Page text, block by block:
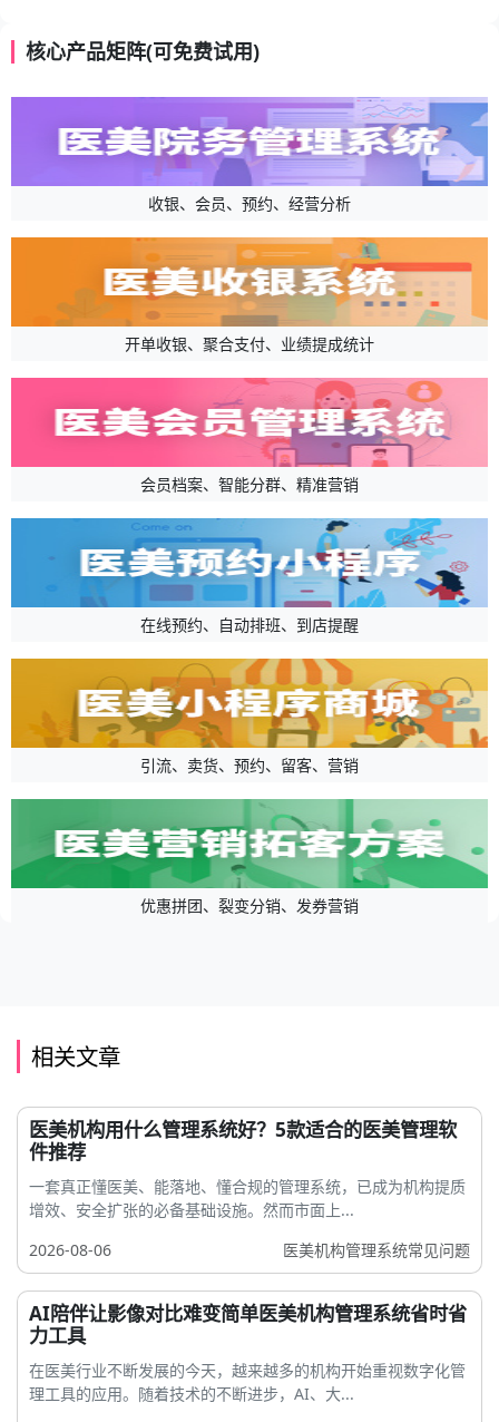
核心产品矩阵(可免费试用)
收银、会员、预约、经营分析
开单收银、聚合支付、业绩提成统计
会员档案、智能分群、精准营销
在线预约、自动排班、到店提醒
引流、卖货、预约、留客、营销
优惠拼团、裂变分销、发券营销
相关文章
医美机构用什么管理系统好？5款适合的医美管理软
件推荐
一套真正懂医美、能落地、懂合规的管理系统，已成为机构提质
增效、安全扩张的必备基础设施。然而市面上...
2026-08-06
医美机构管理系统常见问题
AI陪伴让影像对比难变简单医美机构管理系统省时省
力工具
在医美行业不断发展的今天，越来越多的机构开始重视数字化管
理工具的应用。随着技术的不断进步，AI、大...